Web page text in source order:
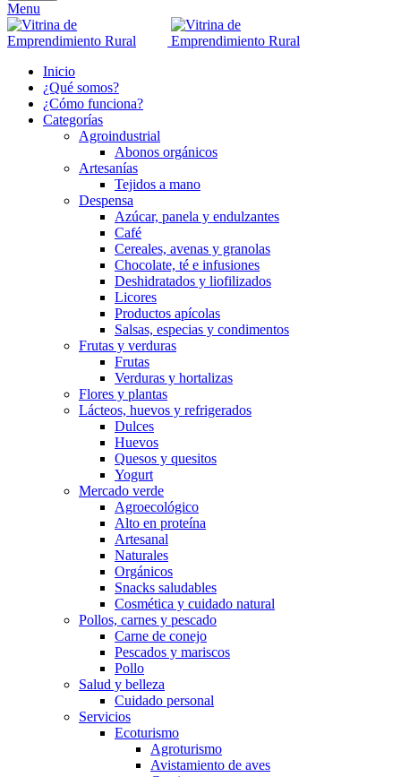
Menu
Inicio
¿Qué somos?
¿Cómo funciona?
Categorías
Agroindustrial
Abonos orgánicos
Artesanías
Tejidos a mano
Despensa
Azúcar, panela y endulzantes
Café
Cereales, avenas y granolas
Chocolate, té e infusiones
Deshidratados y liofilizados
Licores
Productos apícolas
Salsas, especias y condimentos
Frutas y verduras
Frutas
Verduras y hortalizas
Flores y plantas
Lácteos, huevos y refrigerados
Dulces
Huevos
Quesos y quesitos
Yogurt
Mercado verde
Agroecológico
Alto en proteína
Artesanal
Naturales
Orgánicos
Snacks saludables
Cosmética y cuidado natural
Pollos, carnes y pescado
Carne de conejo
Pescados y mariscos
Pollo
Salud y belleza
Cuidado personal
Servicios
Ecoturismo
Agroturismo
Avistamiento de aves